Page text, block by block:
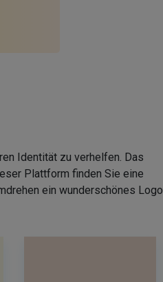
Identität zu verhelfen. Das
Plattform finden Sie eine
ein wunderschönes Logo